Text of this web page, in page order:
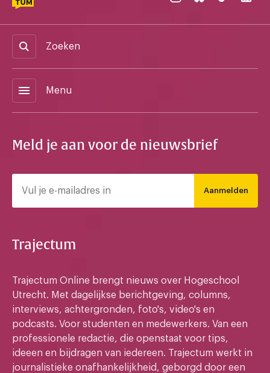
Zoeken
menu Menu
Meld je aan voor de nieuwsbrief
Aanmelden
Trajectum
Trajectum Online brengt nieuws over Hogeschool
Utrecht. Met dagelijkse berichtgeving, columns,
interviews, achtergronden, foto's, video's en
podcasts. Voor studenten en medewerkers. Van een
professionele redactie, die openstaat voor tips,
ideeen en bijdragen van iedereen. Trajectum werkt in
journalistieke onafhankelijkheid, geborgd door een